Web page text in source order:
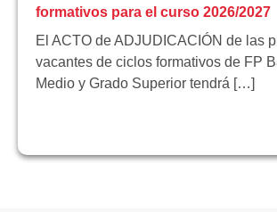
formativos para el curso 2026/2027
El ACTO de ADJUDICACIÓN de las
vacantes de ciclos formativos de FP
Medio y Grado Superior tendrá […]